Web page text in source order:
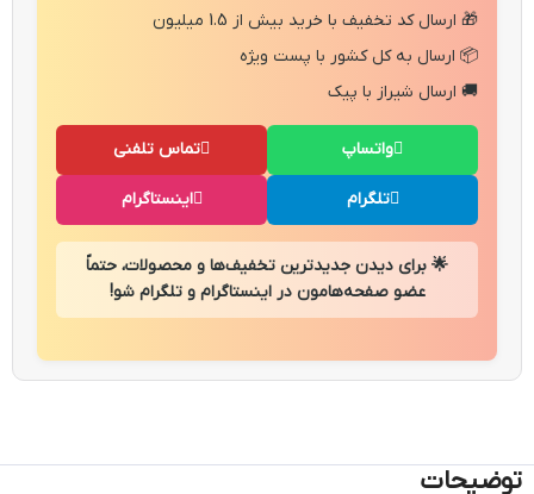
🎁 ارسال کد تخفیف با خرید بیش از 1.5 میلیون
📦 ارسال به کل کشور با پست ویژه
🚚 ارسال شیراز با پیک
تماس تلفنی واتساپ
اینستاگرام تلگرام
🌟 برای دیدن جدیدترین تخفیف‌ها و محصولات، حتماً
عضو صفحه‌هامون در اینستاگرام و تلگرام شو!
توضیحات